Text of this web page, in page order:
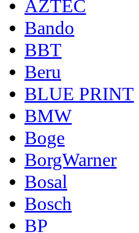
AZTEC
Bando
BBT
Beru
BLUE PRINT
BMW
Boge
BorgWarner
Bosal
Bosch
BP